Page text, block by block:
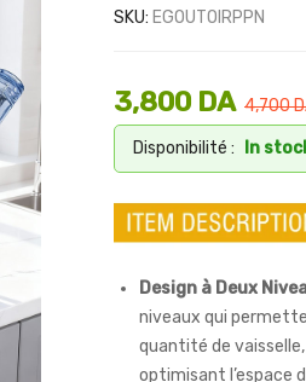
SKU: EGOUTOIRPPN
4,700
3,800 DA
Disponibilité : In
Design à Deux
niveaux qui
quantité de
optimisant l’espace